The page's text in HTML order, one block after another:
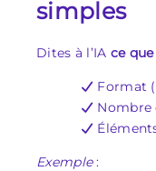
simples
Dites à l’IA ce
Format
Nombre
Exemple: